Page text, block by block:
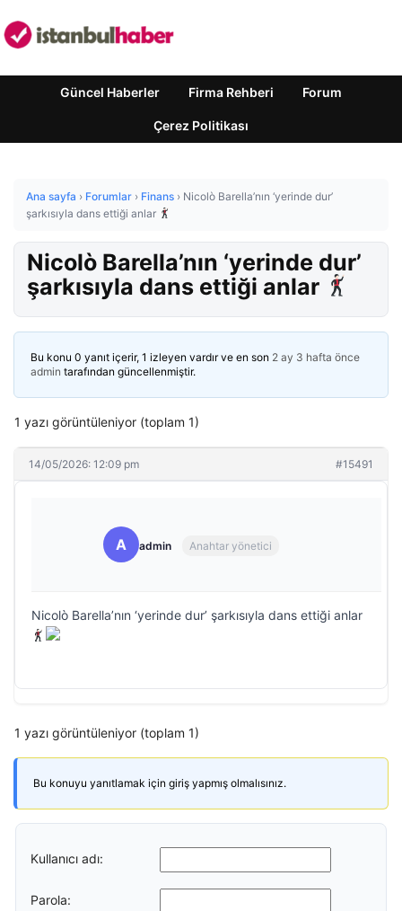
Güncel Haberler Firma Rehberi Forum
Çerez Politikası
Ana sayfa › Forumlar › Finans › Nicolò Barella’nın ‘yerinde dur’
şarkısıyla dans ettiği anlar
Nicolò Barella’nın ‘yerinde dur’
şarkısıyla dans ettiği anlar
Bu konu 0 yanıt içerir, 1 izleyen vardır ve en son 2 ay 3 hafta önce
admin tarafından güncellenmiştir.
1 yazı görüntüleniyor (toplam 1)
14/05/2026: 12:09 pm #15491
A admin Anahtar yönetici
Nicolò Barella’nın ‘yerinde dur’ şarkısıyla dans ettiği anlar
1 yazı görüntüleniyor (toplam 1)
Bu konuyu yanıtlamak için giriş yapmış olmalısınız.
Kullanıcı adı:
Parola: